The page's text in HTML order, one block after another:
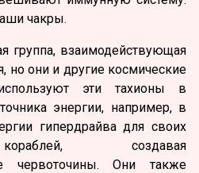
чакры.
группа, взаимодействующая
но они и другие космические
эти тахионы в
энергии, например, в
гипердрайва для своих
создавая
червоточины. Они также